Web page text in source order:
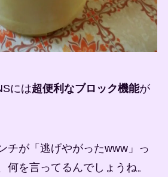
には超便利なブロック機能が
チが「逃げやがったwww」っ
何を言ってるんでしょうね。